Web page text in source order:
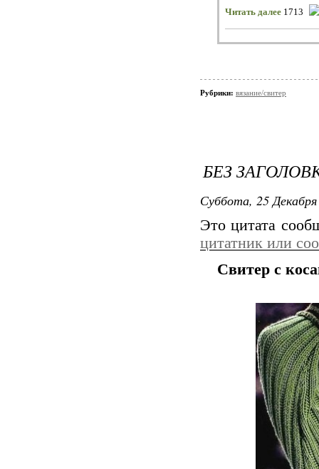
Читать далее 1713
Рубрики: вязание/свитер
БЕЗ
Суббота, 25
Это цитата
цитатник или
Свитер с